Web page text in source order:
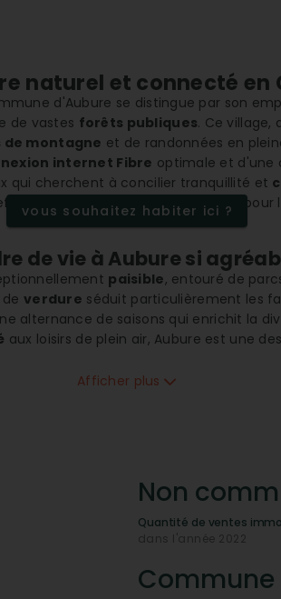
naturel et connecté en
d'Aubure se distingue par son
de vastes forêts publiques. Ce village,
de montagne et de randonnées en
internet Fibre optimale et d'une
qui cherchent à concilier tranquillité et
une possibilité d'opportunité pour
vous souhaitez habiter ici ?
de vie à Aubure si
paisible, entouré de
deverdure séduit particulièrement les
alternance de saisons qui enrichit la
aux loisirs de plein air, Aubure est une
bien ancrée
L'
et solidaire, renforçant les liens
t-elle en termes
diversifié, avec plusieurs
prêts à répondre aux besoins des
Afficher plus
Non
Quantité de ventes
dans l'année 2022
Commune